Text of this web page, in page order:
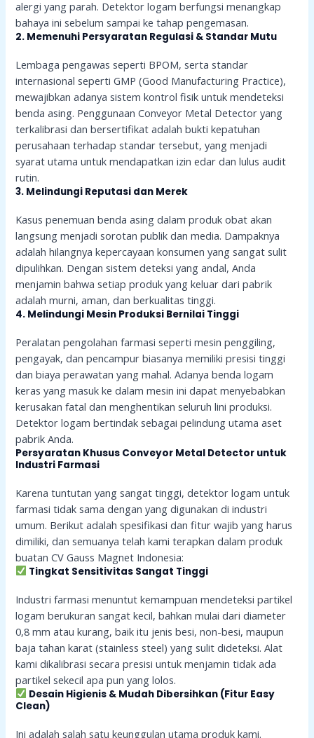
alergi yang parah. Detektor logam berfungsi menangkap
bahaya ini sebelum sampai ke tahap pengemasan.
2. Memenuhi Persyaratan Regulasi & Standar Mutu
Lembaga pengawas seperti BPOM, serta standar
internasional seperti GMP (Good Manufacturing Practice),
mewajibkan adanya sistem kontrol fisik untuk mendeteksi
benda asing. Penggunaan Conveyor Metal Detector yang
terkalibrasi dan bersertifikat adalah bukti kepatuhan
perusahaan terhadap standar tersebut, yang menjadi
syarat utama untuk mendapatkan izin edar dan lulus audit
rutin.
3. Melindungi Reputasi dan Merek
Kasus penemuan benda asing dalam produk obat akan
langsung menjadi sorotan publik dan media. Dampaknya
adalah hilangnya kepercayaan konsumen yang sangat sulit
dipulihkan. Dengan sistem deteksi yang andal, Anda
menjamin bahwa setiap produk yang keluar dari pabrik
adalah murni, aman, dan berkualitas tinggi.
4. Melindungi Mesin Produksi Bernilai Tinggi
Peralatan pengolahan farmasi seperti mesin penggiling,
pengayak, dan pencampur biasanya memiliki presisi tinggi
dan biaya perawatan yang mahal. Adanya benda logam
keras yang masuk ke dalam mesin ini dapat menyebabkan
kerusakan fatal dan menghentikan seluruh lini produksi.
Detektor logam bertindak sebagai pelindung utama aset
pabrik Anda.
Persyaratan Khusus Conveyor Metal Detector untuk
Industri Farmasi
Karena tuntutan yang sangat tinggi, detektor logam untuk
farmasi tidak sama dengan yang digunakan di industri
umum. Berikut adalah spesifikasi dan fitur wajib yang harus
dimiliki, dan semuanya telah kami terapkan dalam produk
buatan CV Gauss Magnet Indonesia:
Tingkat Sensitivitas Sangat Tinggi
Industri farmasi menuntut kemampuan mendeteksi partikel
logam berukuran sangat kecil, bahkan mulai dari diameter
0,8 mm atau kurang, baik itu jenis besi, non-besi, maupun
baja tahan karat (stainless steel) yang sulit dideteksi. Alat
kami dikalibrasi secara presisi untuk menjamin tidak ada
partikel sekecil apa pun yang lolos.
Desain Higienis & Mudah Dibersihkan (Fitur Easy
Clean)
Ini adalah salah satu keunggulan utama produk kami.